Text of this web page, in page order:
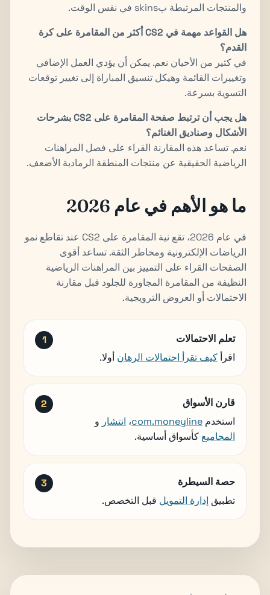
والمنتجات المرتبطة بskins في نفس الوقت.
هل القواعد مهمة في CS2 أكثر من المقامرة على كرة
القدم؟
في كثير من الأحيان نعم. يمكن أن يؤدي العمل الإضافي
وتغييرات القائمة وهيكل تنسيق المباراة إلى تغيير توقعات
التسوية بسرعة.
هل يجب أن ترتبط صفحة المقامرة على CS2 بشرحات
الأشكال وصناديق الغنائم؟
نعم. تساعد هذه المقارنة القراء على فصل المراهنات
الرياضية الحقيقية عن منتجات المنطقة الرمادية الأضعف.
ما هو الأهم في عام 2026
في عام 2026، تقع نية المقامرة على CS2 عند تقاطع نمو
الرياضات الإلكترونية ومخاطر الثقة. تساعد أقوى
الصفحات القراء على التمييز بين المراهنات الرياضية
النظيفة من المقامرة المجاورة للجلود قبل مقارنة
الاحتمالات أو العروض الترويجية.
تعلم الاحتمالات
اقرأ كيف تقرأ احتمالات الرهان أولا.
قارن الأسواق
استخدم com.moneyline، انتشار و
المجاميع كأسواق أساسية.
حصة السيطرة
تطبيق إدارة التمويل قبل التخصص.